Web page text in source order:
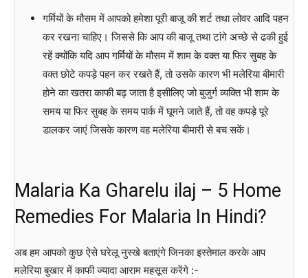
गर्मियों के मौसम में आपको हमेशा पूरी बाजू की शर्ट तथा लोवर आदि पहन
कर रखना चाहिए। जिससे कि आप की बाजू तथा टांगे अच्छे से ढकी हुई
रहें क्योंकि यदि आप गर्मियों के मौसम में शाम के वक्त या फिर सुबह के
वक्त छोटे कपड़े पहन कर रखते हैं, तो उसके कारण भी मलेरिया बीमारी
होने का खतरा काफी बढ़ जाता है इसीलिए जो बुजुर्ग व्यक्ति भी शाम के
समय या फिर सुबह के समय पार्क में घूमने जाते हैं, तो वह कपड़े पूरे
डालकर जाएं जिसके कारण वह मलेरिया बीमारी से बच सकें।
Malaria Ka Gharelu ilaj – 5 Home
Remedies For Malaria In Hindi?
अब हम आपको कुछ ऐसे घरेलू नुस्खे बताएंगे जिनका इस्तेमाल करके आप
मलेरिया बुखार में काफी ज्यादा आराम महसूस करेंगे :-